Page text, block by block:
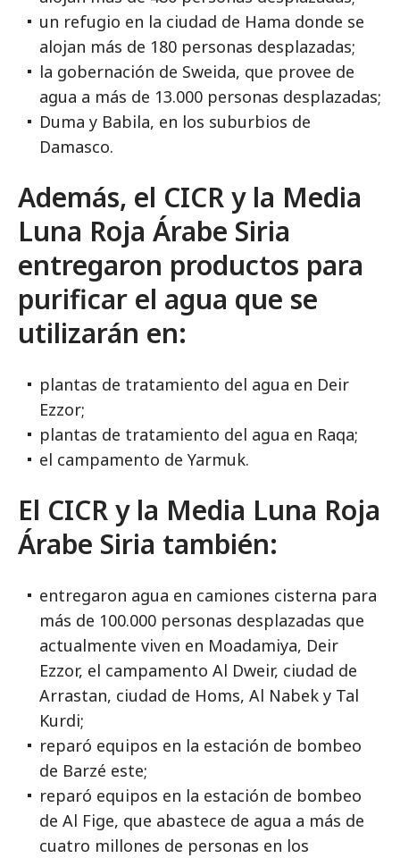
un refugio en la ciudad de Hama donde se
alojan más de 180 personas desplazadas;
la gobernación de Sweida, que provee de
agua a más de 13.000 personas desplazadas;
Duma y Babila, en los suburbios de
Damasco.
Además, el CICR y la Media
Luna Roja Árabe Siria
entregaron productos para
purificar el agua que se
utilizarán en:
plantas de tratamiento del agua en Deir
Ezzor;
plantas de tratamiento del agua en Raqa;
el campamento de Yarmuk.
El CICR y la Media Luna Roja
Árabe Siria también:
entregaron agua en camiones cisterna para
más de 100.000 personas desplazadas que
actualmente viven en Moadamiya, Deir
Ezzor, el campamento Al Dweir, ciudad de
Arrastan, ciudad de Homs, Al Nabek y Tal
Kurdi;
reparó equipos en la estación de bombeo
de Barzé este;
reparó equipos en la estación de bombeo
de Al Fige, que abastece de agua a más de
cuatro millones de personas en los